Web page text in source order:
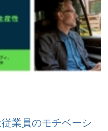
業員のモチベーシ